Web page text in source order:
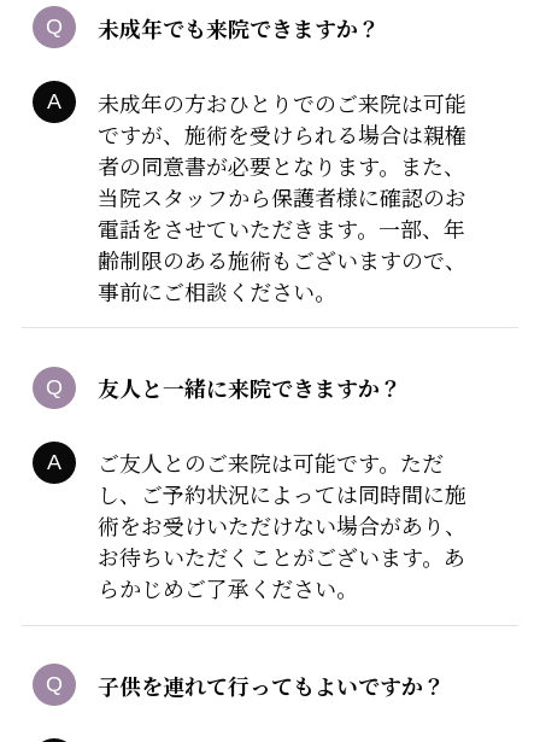
未成年でも来院できますか？
未成年の方おひとりでのご来院は可能
ですが、施術を受けられる場合は親権
者の同意書が必要となります。また、
当院スタッフから保護者様に確認のお
電話をさせていただきます。一部、年
齢制限のある施術もございますので、
事前にご相談ください。
友人と一緒に来院できますか？
ご友人とのご来院は可能です。ただ
し、ご予約状況によっては同時間に施
術をお受けいただけない場合があり、
お待ちいただくことがございます。あ
らかじめご了承ください。
子供を連れて行ってもよいですか？